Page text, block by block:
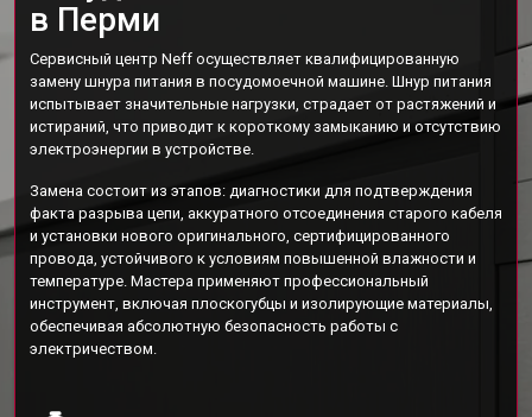
в Перми
Сервисный центр Neff осуществляет квалифицированную
замену шнура питания в посудомоечной машине. Шнур питания
испытывает значительные нагрузки, страдает от растяжений и
истираний, что приводит к короткому замыканию и отсутствию
электроэнергии в устройстве.
Замена состоит из этапов: диагностики для подтверждения
факта разрыва цепи, аккуратного отсоединения старого кабеля
и установки нового оригинального, сертифицированного
провода, устойчивого к условиям повышенной влажности и
температуре. Мастера применяют профессиональный
инструмент, включая плоскогубцы и изолирующие материалы,
обеспечивая абсолютную безопасность работы с
электричеством.